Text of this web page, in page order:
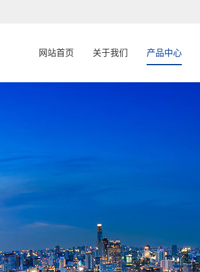
网站首页 关于我们 产品中心